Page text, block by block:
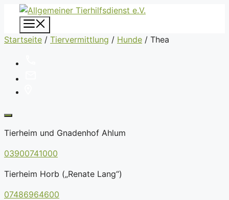
Zum
Inhalt
springen
Startseite / Tiervermittlung / Hunde / Thea
Tierheim und Gnadenhof Ahlum
03900741000
Tierheim Horb („Renate Lang“)
07486964600